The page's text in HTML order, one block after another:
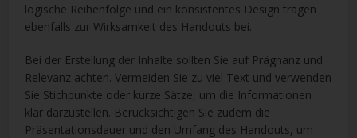
logische Reihenfolge und ein konsistentes Design tragen
ebenfalls zur Wirksamkeit des Handouts bei.
Bei der Erstellung der Inhalte sollten Sie auf Prägnanz und
Relevanz achten. Vermeiden Sie zu viel Text und verwenden
Sie Stichpunkte oder kurze Sätze, um die Informationen
klar darzustellen. Berücksichtigen Sie zudem die
Präsentationsdauer und den Umfang des Handouts, um